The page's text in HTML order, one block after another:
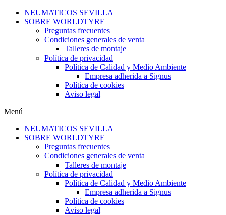
NEUMATICOS SEVILLA
SOBRE WORLDTYRE
Preguntas frecuentes
Condiciones generales de venta
Talleres de montaje
Política de privacidad
Política de Calidad y Medio Ambiente
Empresa adherida a Signus
Política de cookies
Aviso legal
Menú
NEUMATICOS SEVILLA
SOBRE WORLDTYRE
Preguntas frecuentes
Condiciones generales de venta
Talleres de montaje
Política de privacidad
Política de Calidad y Medio Ambiente
Empresa adherida a Signus
Política de cookies
Aviso legal